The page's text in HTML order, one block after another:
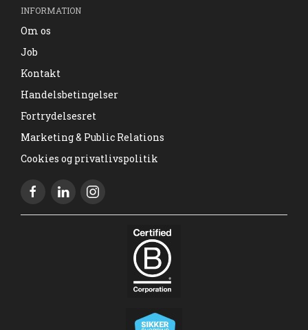
INFORMATION
Om os
Job
Kontakt
Handelsbetingelser
Fortrydelsesret
Marketing & Public Relations
Cookies og privatlivspolitik